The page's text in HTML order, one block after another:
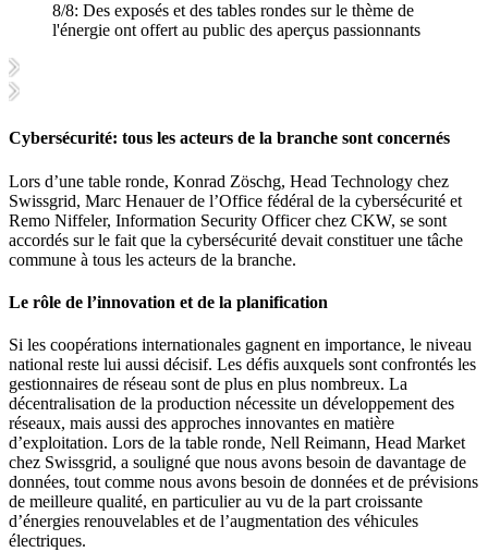
8/8: Des exposés et des tables rondes sur le thème de
l'énergie ont offert au public des aperçus passionnants
Cybersécurité: tous les acteurs de la branche sont concernés
Lors d’une table ronde, Konrad Zöschg, Head Technology chez
Swissgrid, Marc Henauer de l’Office fédéral de la cybersécurité et
Remo Niffeler, Information Security Officer chez CKW, se sont
accordés sur le fait que la cybersécurité devait constituer une tâche
commune à tous les acteurs de la branche.
Le rôle de l’innovation et de la planification
Si les coopérations internationales gagnent en importance, le niveau
national reste lui aussi décisif. Les défis auxquels sont confrontés les
gestionnaires de réseau sont de plus en plus nombreux. La
décentralisation de la production nécessite un développement des
réseaux, mais aussi des approches innovantes en matière
d’exploitation. Lors de la table ronde, Nell Reimann, Head Market
chez Swissgrid, a souligné que nous avons besoin de davantage de
données, tout comme nous avons besoin de données et de prévisions
de meilleure qualité, en particulier au vu de la part croissante
d’énergies renouvelables et de l’augmentation des véhicules
électriques.